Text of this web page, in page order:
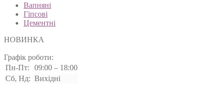
Вапняні
Гіпсові
Цементні
НОВИНКА
Графік роботи:
Пн-Пт:
09:00 – 18:00
Сб, Нд: Вихідні